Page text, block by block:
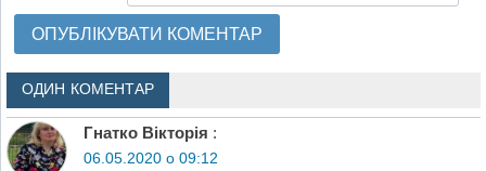
ОДИН КОМЕНТАР
Гнатко Вікторія :
06.05.2020 о 09:12